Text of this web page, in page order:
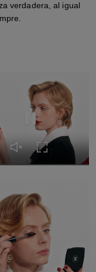
verdadera, al igual
Volver a ver el
a ver el vídeo
Activar el sonido del
Expandir a